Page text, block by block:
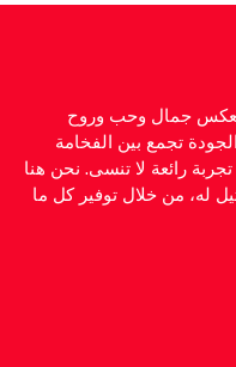
يعكس جمال وحب وروح
تجمع بين الفخامة
رائعة لا تنسى. نحن هنا
له، من خلال توفير كل ما